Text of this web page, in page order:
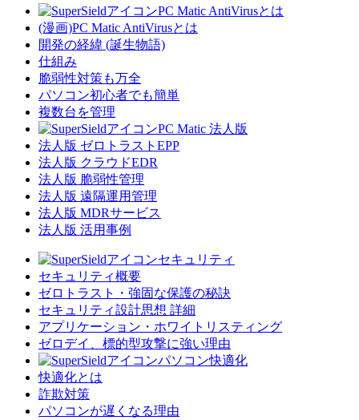
PC Matic AntiVirusとは
(漫画)PC Matic AntiVirusとは
開発の経緯 (誕生物語)
仕組み
脆弱性対策も万全
パソコン初心者でも簡単
複数台を管理
PC Matic 法人版
法人版 ゼロトラストEPP
法人版 クラウドEDR
法人版 脆弱性管理
法人版 遠隔運用管理
法人版 MDRサービス
法人版 活用事例
セキュリティ
セキュリティ概要
ゼロトラスト・強固な保護の秘訣
セキュリティ設計思想 詳細
アプリケーション・ホワイトリスティング
ゼロデイ、標的型攻撃に強い理由
パソコン快適化
快適化とは
詐欺対策
パソコンが遅くなる理由